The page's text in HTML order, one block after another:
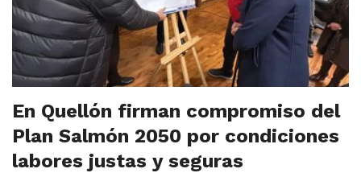
En Quellón firman compromiso del
Plan Salmón 2050 por condiciones
labores justas y seguras